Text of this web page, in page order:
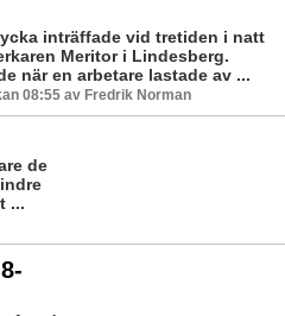
inträffade vid tretiden i natt
Meritor i Lindesberg.
när en arbetare lastade av ...
08:55 av Fredrik Norman
de
...